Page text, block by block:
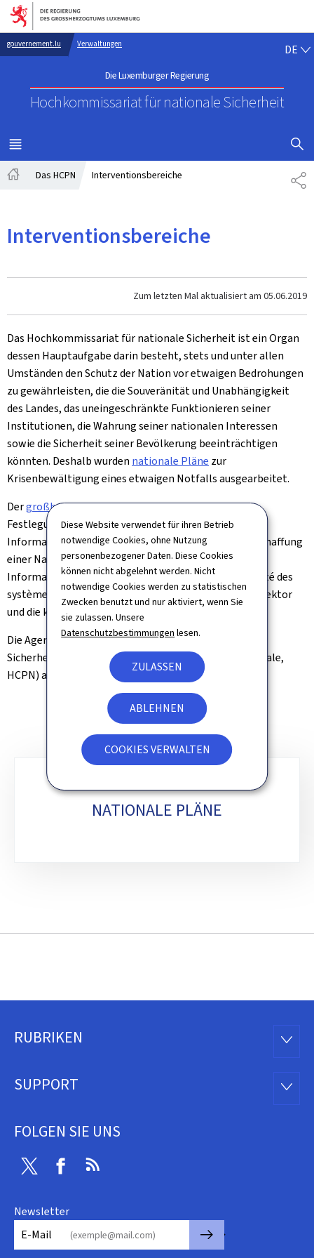
Diese Website verwendet für ihren Betrieb
notwendige Cookies, ohne Nutzung
personenbezogener Daten. Diese Cookies
können nicht abgelehnt werden. Nicht
notwendige Cookies werden zu statistischen
Zwecken benutzt und nur aktiviert, wenn Sie
sie zulassen. Unsere
Datenschutzbestimmungen lesen.
ZULASSEN
ABLEHNEN
COOKIES VERWALTEN
Zur Hauptnavigation
Zum Inhalt
gouvernement.lu Verwaltungen
Die Luxemburger Regierung
Hochkommissariat für nationale Sicherheit
DE
MENÜ
HAUPT-
Das HCPN Interventionsbereiche
Interventionsbereiche
Zum letzten Mal aktualisiert am 05.06.2019
Das Hochkommissariat für nationale Sicherheit ist ein Organ
dessen Hauptaufgabe darin besteht, stets und unter allen
Umständen den Schutz der Nation vor etwaigen Bedrohungen
zu gewährleisten, die die Souveränität und Unabhängigkeit
des Landes, das uneingeschränkte Funktionieren seiner
Institutionen, die Wahrung seiner nationalen Interessen
sowie die Sicherheit seiner Bevölkerung beeinträchtigen
könnten. Deshalb wurden nationale Pläne zur
Krisenbewältigung eines etwaigen Notfalls ausgearbeitet.
Dergroßherzogliche Erlass vom 10. Februar 2015zur
Festlegung der Handlungsweise im Umgang mit der
Informationssicherheit (Gouvernance SSI) sieht die Schaffung
einer Nationalen Agentur für die Sicherheit von
Informationssystemen (Agence nationale de la sécurité des
systèmes d’information, ANSSI) für den öffentlichen Sektor
und die kritischen Infrastrukturen vor.
Die Agentur ist dem Hochkommissariat für nationale
Sicherheit (Haut-Commissariat à la protection nationale,
HCPN) angeschlossen.
Unterrubriken
NATIONALE PLÄNE
Footer
RUBRIKEN
SUPPORT
FOLGEN SIE UNS
Twitter Facebook
Newsletter
E-Mail
🡒